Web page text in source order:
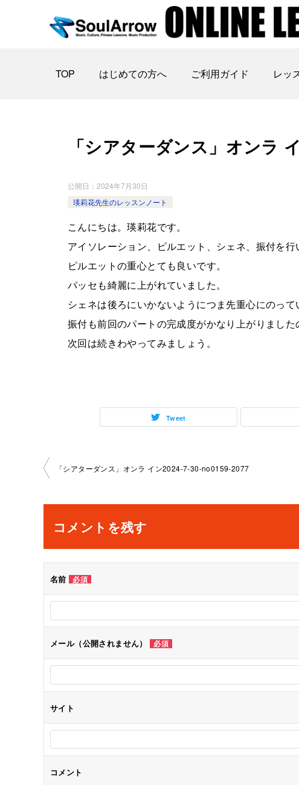
TOP はじめての方へ ご利用ガイド レッ
「シアターダンス」オンラ
公開日： 2024年7月30日
瑛莉花先生のレッスンノート
こんにちは。瑛莉花です。
アイソレーション、ピルエット、シェネ、振付を行
ピルエットの重心とても良いです。
パッセも綺麗に上がれていました。
シェネは後ろにいかないようにつま先重心にのって
振付も前回のパートの完成度がかなり上がりました
次回は続きわやってみましょう。
Tweet
投
ナ
ビ
ゲ
ー
シ
ョ
「シアターダンス」オンラ イン2024-7-30-no0159-2077
コメントを残す
名前 必須
メール（公開されません） 必須
サイト
コメント